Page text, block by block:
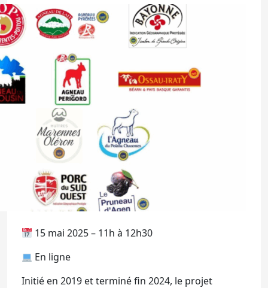
15 mai 2025 – 11h à 12h30
En ligne
Initié en 2019 et terminé fin 2024, le projet